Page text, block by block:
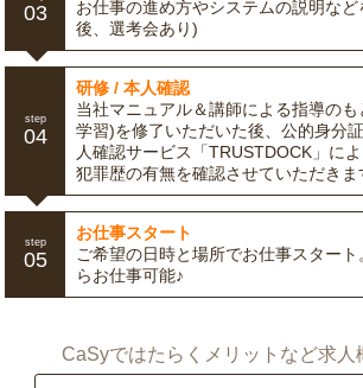
03
お仕事の進め方やシステムの説明な
後、選考会あり)
step
04
研修 / 本人確認
当社マニュアル＆講師による指導の
学習)を修了いただいた後、公的身分
人確認サービス「TRUSTDOCK」に
犯罪歴の有無を確認させていただきま
step
05
お仕事スタート
ご希望の日時と場所でお仕事スター
らお仕事可能♪
CaSyではたらくメリットなど求人